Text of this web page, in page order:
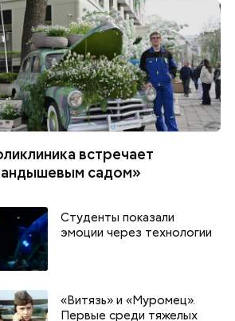
встречает
садом»
Студенты показали
эмоции через технологии
«Витязь» и «Муромец».
Первые среди тяжелых